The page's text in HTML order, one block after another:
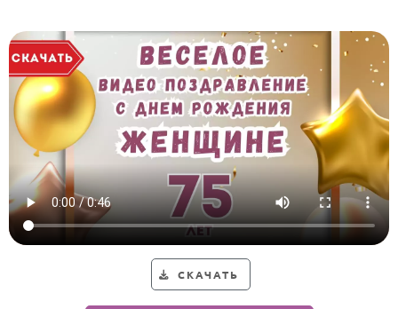
Открытки
Стихи и тексты
ПРАЗДНИКИ
С Днем рождения
Юбилей
Свадьба
Годовщина свадьбы
Календарь праздников
ОТЗЫВЫ
СКАЧАТЬ